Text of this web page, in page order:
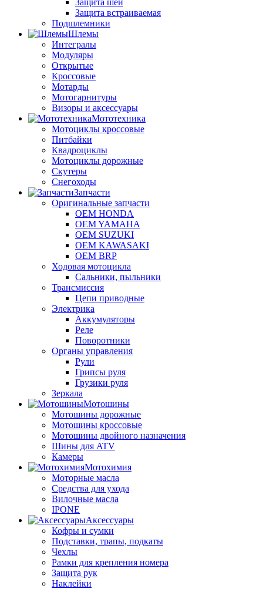
Защита шеи
Защита встраиваемая
Подшлемники
Шлемы
Интегралы
Модуляры
Открытые
Кроссовые
Мотарды
Мотогарнитуры
Визоры и аксессуары
Мототехника
Мотоциклы кроссовые
Питбайки
Квадроциклы
Мотоциклы дорожные
Скутеры
Снегоходы
Запчасти
Оригинальные запчасти
OEM HONDA
OEM YAMAHA
OEM SUZUKI
OEM KAWASAKI
OEM BRP
Ходовая мотоцикла
Сальники, пыльники
Трансмиссия
Цепи приводные
Электрика
Аккумуляторы
Реле
Поворотники
Органы управления
Рули
Грипсы руля
Грузики руля
Зеркала
Мотошины
Мотошины дорожные
Мотошины кроссовые
Мотошины двойного назначения
Шины для ATV
Камеры
Мотохимия
Моторные масла
Средства для ухода
Вилочные масла
IPONE
Аксессуары
Кофры и сумки
Подставки, трапы, подкаты
Чехлы
Рамки для крепления номера
Защита рук
Наклейки